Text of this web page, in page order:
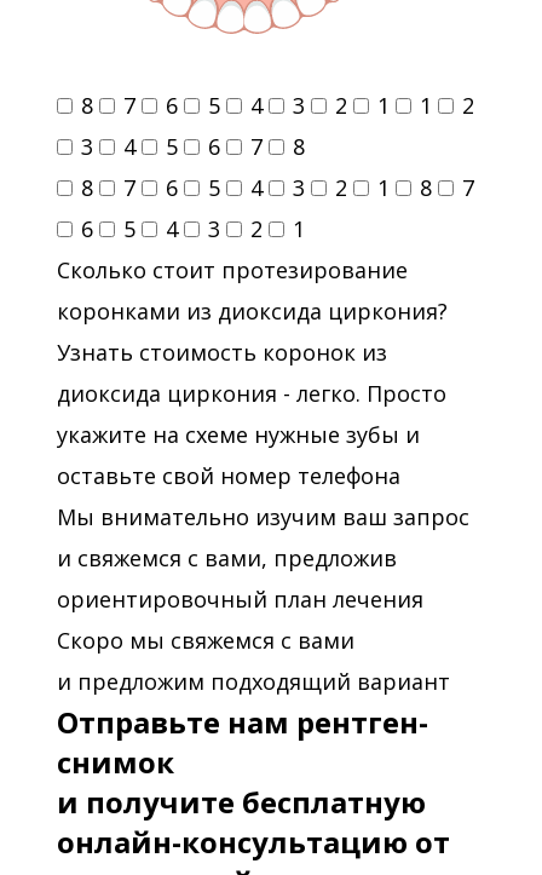
8 7 6 5 4 3 2 1 1
2
3
4 5 6 7
8
8
7 6 5 4 3 2 1 8
7
6
5 4 3 2
1
Сколько стоит протезирование
коронками из диоксида циркония?
Узнать стоимость коронок из
диоксида циркония - легко. Просто
укажите на схеме нужные зубы и
оставьте свой номер телефона
Мы внимательно изучим ваш запрос
и свяжемся с вами, предложив
ориентировочный план лечения
Скоро мы свяжемся с вами
и предложим подходящий вариант
Отправьте нам рентген-
снимок
и получите бесплатную
онлайн-консультацию от